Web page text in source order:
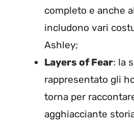
completo e anche
includono vari
Ashley;
Layers of Fear: la
rappresentato gli
torna per
agghiacciante